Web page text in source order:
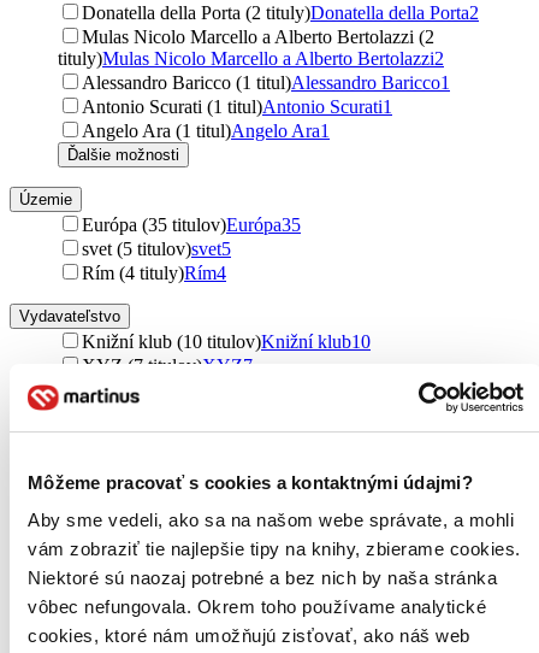
Môžeme pracovať s cookies a kontaktnými údajmi?
Aby sme vedeli, ako sa na našom webe správate, a mohli
vám zobraziť tie najlepšie tipy na knihy, zbierame cookies.
Niektoré sú naozaj potrebné a bez nich by naša stránka
vôbec nefungovala. Okrem toho používame analytické
cookies, ktoré nám umožňujú zisťovať, ako náš web
Donatella della Porta (2 tituly)Donatella della Porta2
Mulas Nicolo Marcello a Alberto Bertolazzi (2
tituly)Mulas Nicolo Marcello a Alberto Bertolazzi2
Alessandro Baricco (1 titul)Alessandro Baricco1
Antonio Scurati (1 titul)Antonio Scurati1
Angelo Ara (1 titul)Angelo Ara1
Ďalšie možnosti
Územie
Európa (35 titulov)Európa35
svet (5 titulov)svet5
Rím (4 tituly)Rím4
Vydavateľstvo
Knižní klub (10 titulov)Knižní klub10
XYZ (7 titulov)XYZ7
Témbr (6 titulov)
Ikar CZ (4 tituly)Ikar CZ4
Kalligram (4 tituly)Kalligram4
Baronet (4 tituly)
4
Odeon CZ (4 tituly)
Odeon (3 tituly)Odeon3
Paseka (3 tituly)Paseka3
Picador (3 tituly)Picador3
Spolok svätého Vojtecha (3 tituly)Spolok svätého